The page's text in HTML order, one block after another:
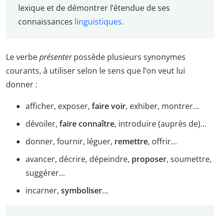
lexique et de démontrer l’étendue de ses
connaissances linguistiques.
Le verbeprésenterpossède plusieurs synonymes
courants, à utiliser selon le sens que l’on veut lui
donner :
afficher, exposer, faire voir, exhiber, montrer…
dévoiler, faire connaître, introduire (auprès de)…
donner, fournir, léguer, remettre, offrir…
avancer, décrire, dépeindre, proposer, soumettre,
suggérer…
incarner, symboliser…